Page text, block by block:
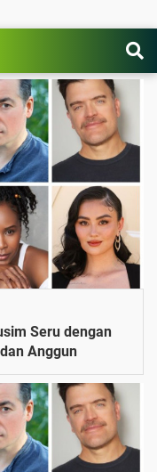
Seru dengan
Anggun